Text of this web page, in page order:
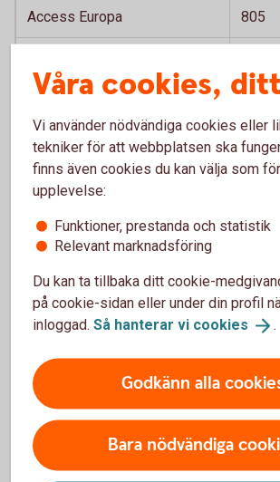
Access Europa 805
Access Asien 807
Access USA 808
Access Global 809
Access Japan 810
Räntefonder
Penningmarknadsfond 403
Ethica Obligation 410
Realräntefond
Våra cookies,
Vi använder nödvändiga cookies eller
tekniker för att webbplatsen ska
finns även cookies du kan välja som
upplevelse:
Funktioner, prestanda och statistik
Relevant marknadsföring
Du kan ta tillbaka ditt cookie-
på cookie-sidan eller under din profil
inloggad. Så hanterar vi cookies .
Godkänn alla
Bara nödvändiga